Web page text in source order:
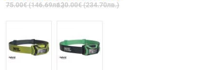
75.00€ (146.69лв.)120.00€ (234.70лв.)